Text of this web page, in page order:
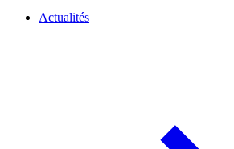
Actualités